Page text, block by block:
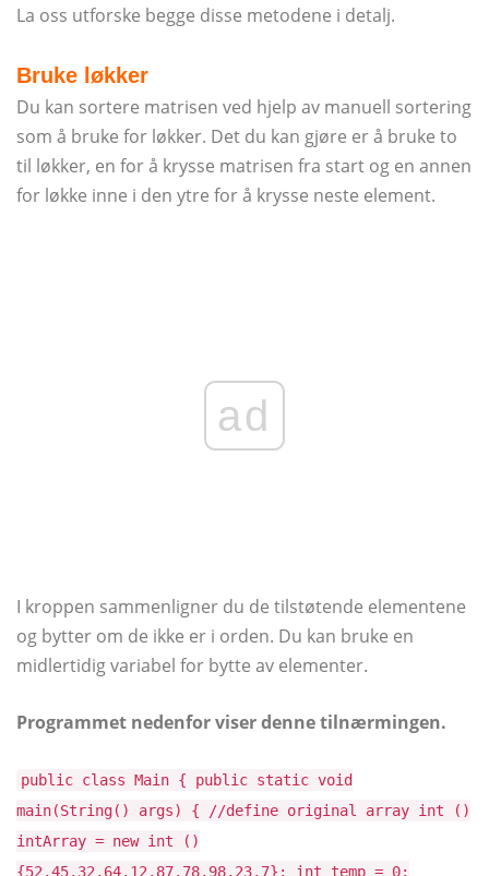
La oss utforske begge disse metodene i detalj.
Bruke løkker
Du kan sortere matrisen ved hjelp av manuell sortering
som å bruke for løkker. Det du kan gjøre er å bruke to
til løkker, en for å krysse matrisen fra start og en annen
for løkke inne i den ytre for å krysse neste element.
ad
I kroppen sammenligner du de tilstøtende elementene
og bytter om de ikke er i orden. Du kan bruke en
midlertidig variabel for bytte av elementer.
Programmet nedenfor viser denne tilnærmingen.
public class Main { public static void
main(String() args) { //define original array int ()
intArray = new int ()
{52,45,32,64,12,87,78,98,23,7}; int temp = 0;